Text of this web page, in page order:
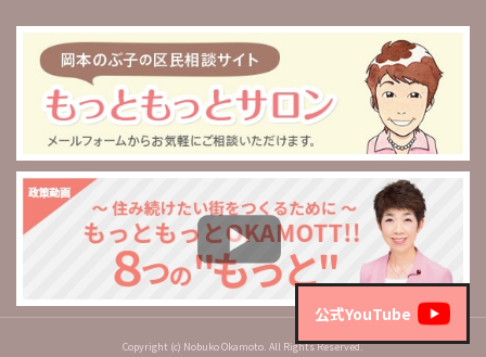
公式YouTube
Copyright (c) Nobuko Okamoto. All Rights Reserved.